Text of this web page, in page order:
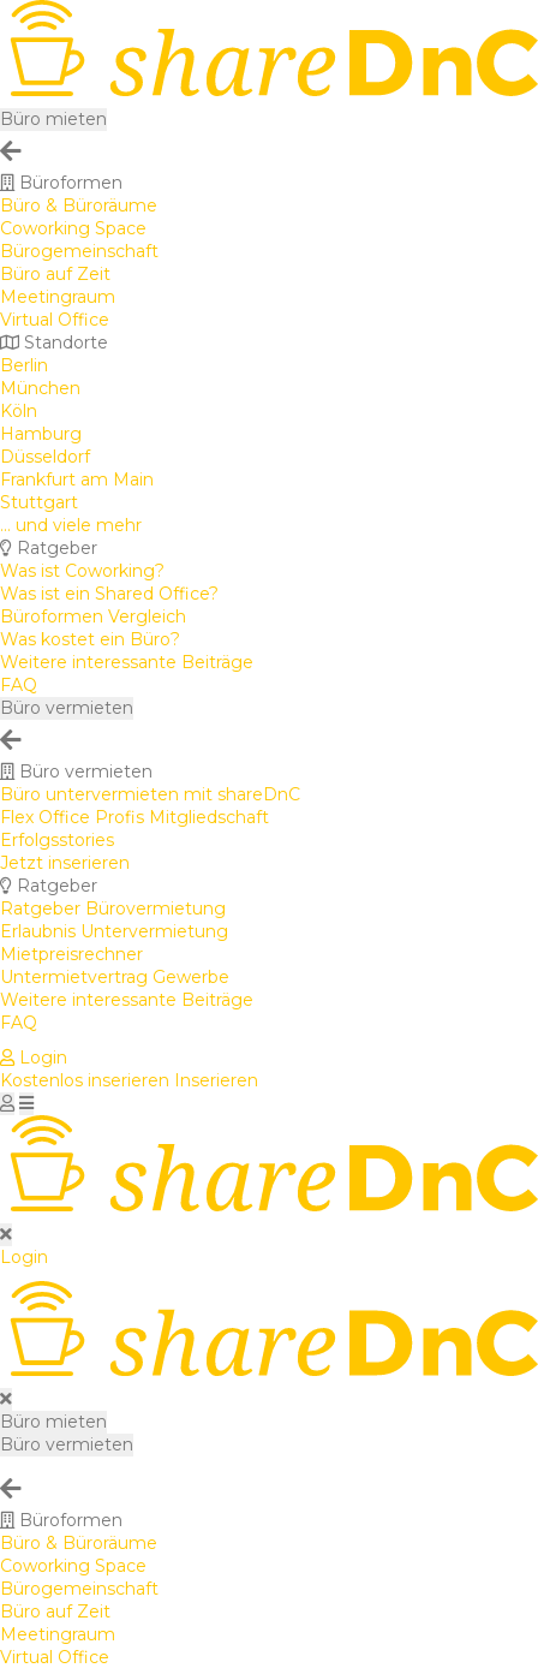
Büro mieten
Büroformen
Büro & Büroräume
Coworking Space
Bürogemeinschaft
Büro auf Zeit
Meetingraum
Virtual Office
Standorte
Berlin
München
Köln
Hamburg
Düsseldorf
Frankfurt am Main
Stuttgart
... und viele mehr
Ratgeber
Was ist Coworking?
Was ist ein Shared Office?
Büroformen Vergleich
Was kostet ein Büro?
Weitere interessante Beiträge
FAQ
Büro vermieten
Büro vermieten
Büro untervermieten mit shareDnC
Flex Office Profis Mitgliedschaft
Erfolgsstories
Jetzt inserieren
Ratgeber
Ratgeber Bürovermietung
Erlaubnis Untervermietung
Mietpreisrechner
Untermietvertrag Gewerbe
Weitere interessante Beiträge
FAQ
Login
Kostenlos inserieren Inserieren
Login
Büro mieten
Büro vermieten
Büroformen
Büro & Büroräume
Coworking Space
Bürogemeinschaft
Büro auf Zeit
Meetingraum
Virtual Office